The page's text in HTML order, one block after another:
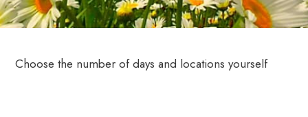
Choose the number of days and locations yourself